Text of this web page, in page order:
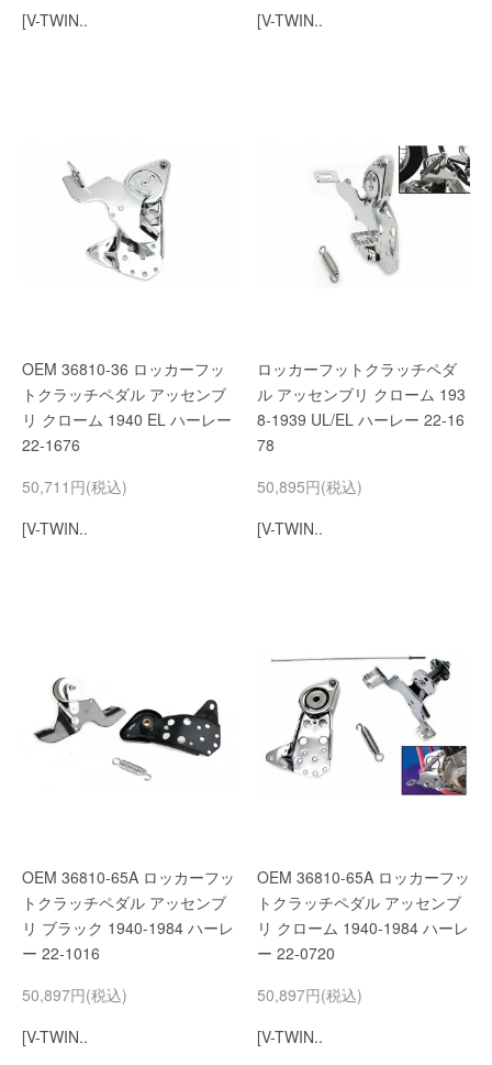
[V-TWIN..
[V-TWIN..
OEM 36810-36 ロッカーフッ
トクラッチペダル アッセンブ
リ クローム 1940 EL ハーレー
22-1676
50,711円(税込)
[V-TWIN..
ロッカーフットクラッチペダ
ル アッセンブリ クローム 193
8-1939 UL/EL ハーレー 22-16
78
50,895円(税込)
[V-TWIN..
OEM 36810-65A ロッカーフッ
トクラッチペダル アッセンブ
リ ブラック 1940-1984 ハーレ
ー 22-1016
50,897円(税込)
[V-TWIN..
OEM 36810-65A ロッカーフッ
トクラッチペダル アッセンブ
リ クローム 1940-1984 ハーレ
ー 22-0720
50,897円(税込)
[V-TWIN..